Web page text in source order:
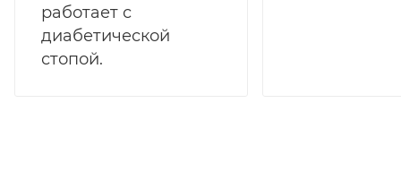
работает с
диабетической
стопой.